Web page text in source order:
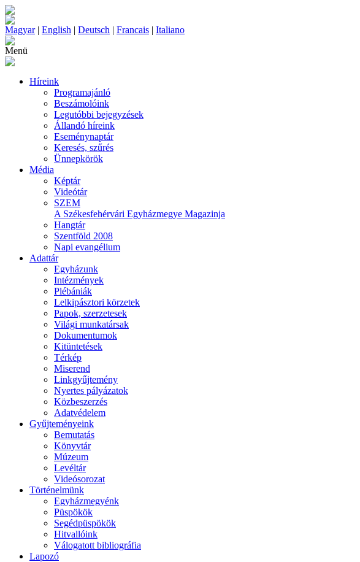
Magyar| English | Deutsch | Francais | Italiano
Menü
Híreink
Programajánló
Beszámolóink
Legutóbbi bejegyzések
Állandó híreink
Eseménynaptár
Keresés, szűrés
Ünnepkörök
Média
Képtár
Videótár
SZEM
A Székesfehérvári Egyházmegye Magazinja
Hangtár
Szentföld 2008
Napi evangélium
Adattár
Egyházunk
Intézmények
Plébániák
Lelkipásztori körzetek
Papok, szerzetesek
Világi munkatársak
Dokumentumok
Kitüntetések
Térkép
Miserend
Linkgyűjtemény
Nyertes pályázatok
Közbeszerzés
Adatvédelem
Gyűjteményeink
Bemutatás
Könyvtár
Múzeum
Levéltár
Videósorozat
Történelmünk
Egyházmegyénk
Püspökök
Segédpüspökök
Hitvallóink
Válogatott bibliográfia
Lapozó